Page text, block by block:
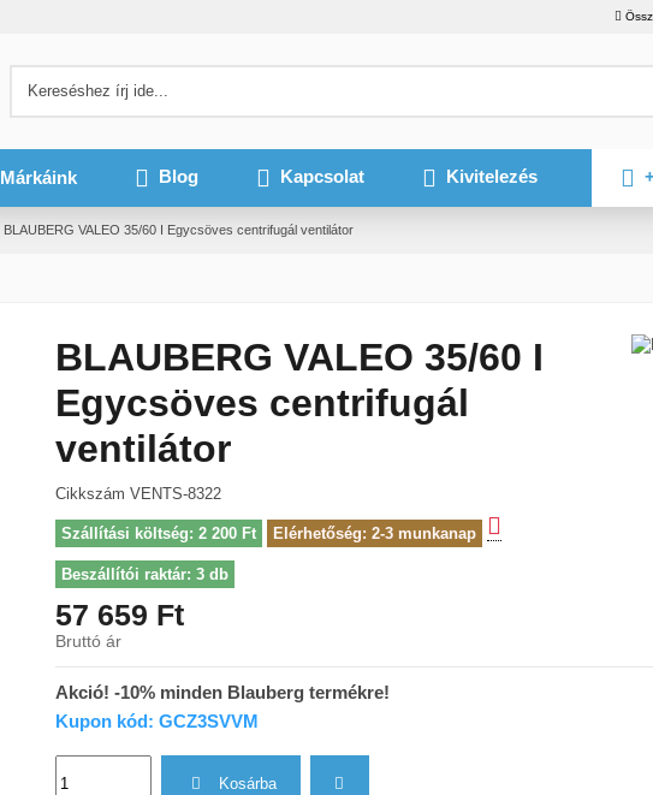
Márkáink Blog Kapcsolat Kivitelezés
BLAUBERG VALEO 35/60 I Egycsöves centrifugál ventilátor
BLAUBERG VALEO 35/60 I
Egycsöves centrifugál
ventilátor
Cikkszám VENTS-8322
Szállítási költség: 2 200 Ft Elérhetőség: 2-3 munkanap
Beszállítói raktár: 3 db
57 659 Ft
Bruttó ár
Akció! -10% minden Blauberg termékre!
Kupon kód: GCZ3SVVM
Kosárba